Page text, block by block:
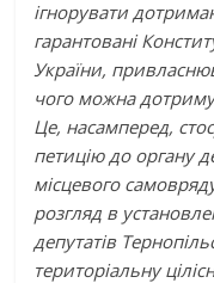
ігнорувати
гарантовані
України,
чого можна
Це, насамперед,
петицію до органу
місцевого
розгляд в
депутатів
територіальну